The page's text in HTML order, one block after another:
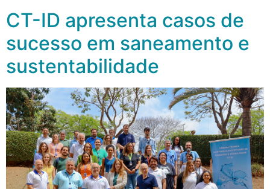
CT-ID apresenta casos de
sucesso em saneamento e
sustentabilidade